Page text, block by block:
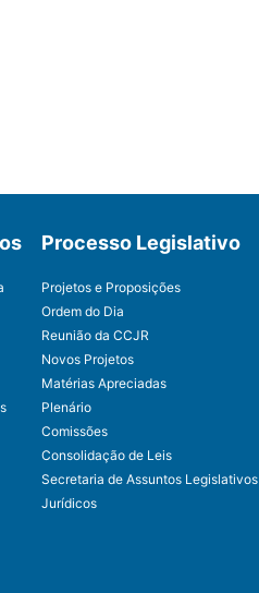
Processo Legislativo
Projetos e Proposições
Ordem do Dia
Reunião da CCJR
Novos Projetos
Matérias Apreciadas
Plenário
Comissões
Consolidação de Leis
Secretaria de Assuntos
Jurídicos